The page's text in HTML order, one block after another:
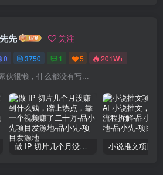
先 关注
0 3750 1 5 201W+
伙很懒，什么都没有写...
做 IP 切片几个月没赚到什么钱，蹭上热点，靠一个视频赚了二十万-品小先项目发源地